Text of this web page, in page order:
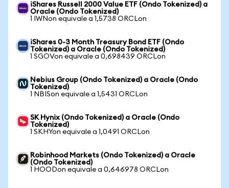
iShares Russell 2000 Value ETF (Ondo Tokenized) a
Oracle (Ondo Tokenized)
1 IWNon equivale a 1,5738 ORCLon
iShares 0-3 Month Treasury Bond ETF (Ondo
Tokenized) a Oracle (Ondo Tokenized)
1 SGOVon equivale a 0,698439 ORCLon
Nebius Group (Ondo Tokenized) a Oracle (Ondo
Tokenized)
1 NBISon equivale a 1,5431 ORCLon
SK Hynix (Ondo Tokenized) a Oracle (Ondo
Tokenized)
1 SKHYon equivale a 1,0491 ORCLon
Robinhood Markets (Ondo Tokenized) a Oracle
(Ondo Tokenized)
1 HOODon equivale a 0,646978 ORCLon